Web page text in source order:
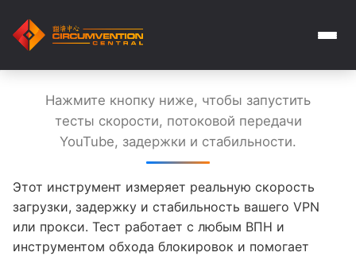
Нажмите кнопку ниже, чтобы запустить
тесты скорости, потоковой передачи
YouTube, задержки и стабильности.
Этот инструмент измеряет реальную скорость
загрузки, задержку и стабильность вашего VPN
или прокси. Тест работает с любым ВПН и
инструментом обхода блокировок и помогает